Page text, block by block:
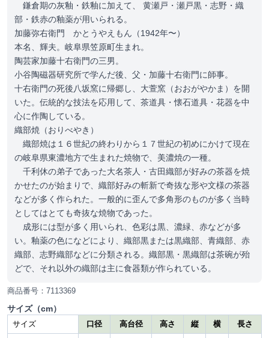
鎌倉期の灰釉・鉄釉に加えて、 黄瀬戸・瀬戸黒・志野・織
部・鉄赤の釉薬が用いられる。
加藤弥右衛門 かとうやえもん（1942年〜）
本名、輝夫。岐阜県笠原町生まれ。
陶芸家加藤十右衛門の三男。
小谷陶磁器研究所で学んだ後、父・加藤十右衛門に師事。
十右衛門の死後八坂窯に帰郷し、大萱窯（おおがやかま）を開
いた。伝統的な技法を応用して、茶道具・懐石道具・花器を中
心に作陶している。
織部焼（おりべやき）
織部焼は１６世紀の終わりから１７世紀の初めにかけて現在
の岐阜県東濃地方で生まれた焼物で、美濃焼の一種。
千利休の弟子であった大名茶人・古田織部が好みの茶器を焼
かせたのが始まりで、織部好みの斬新で奇抜な形や文様の茶器
などが多く作られた。一般的に歪んで多角形のものが多く当時
としてはとても奇抜な焼物であった。
成形には型が多く用いられ、色彩は黒、濃緑、赤などが多
い。釉薬の色になどにより、織部黒または黒織部、青織部、赤
織部、志野織部などに分類される。織部黒・黒織部は茶碗が殆
どで、それ以外の織部は主に食器類が作られている。
商品番号：7113369
サイズ（cm）
サイズ 口径 高台径 高さ 縦 横 長さ